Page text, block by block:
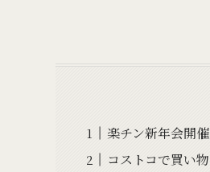
楽チン新年会開催
コストコで買い物